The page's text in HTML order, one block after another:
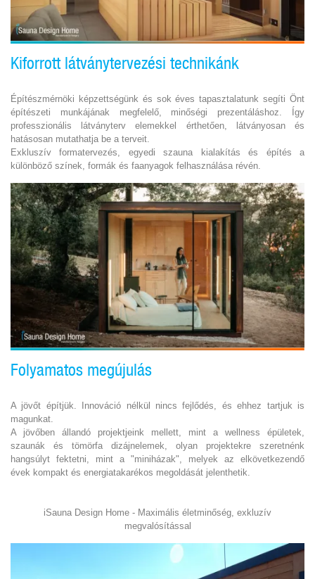
Kiforrott látványtervezési technikánk
Építészmérnöki képzettségünk és sok éves tapasztalatunk segíti Önt
építészeti munkájának megfelelő, minőségi prezentáláshoz. Így
professzionális látványterv elemekkel érthetően, látványosan és
hatásosan mutathatja be a terveit.
Exkluszív formatervezés, egyedi szauna kialakítás és építés a
különböző színek, formák és faanyagok felhasználása révén.
Folyamatos megújulás
A jövőt építjük. Innováció nélkül nincs fejlődés, és ehhez tartjuk is
magunkat.
A jövőben állandó projektjeink mellett, mint a wellness épületek,
szaunák és tömörfa dizájnelemek, olyan projektekre szeretnénk
hangsúlyt fektetni, mint a "miniházak", melyek az elkövetkezendő
évek kompakt és energiatakarékos megoldását jelenthetik.
iSauna Design Home - Maximális életminőség, exkluzív
megvalósítással